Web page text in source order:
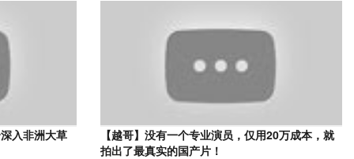
入非洲大草
【越哥】没有一个专业演员，仅用20万成本，就
拍出了最真实的国产片！